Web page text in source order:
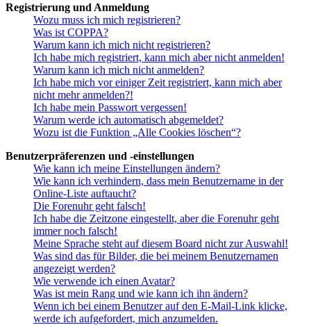
Registrierung und Anmeldung
Wozu muss ich mich registrieren?
Was ist COPPA?
Warum kann ich mich nicht registrieren?
Ich habe mich registriert, kann mich aber nicht anmelden!
Warum kann ich mich nicht anmelden?
Ich habe mich vor einiger Zeit registriert, kann mich aber
nicht mehr anmelden?!
Ich habe mein Passwort vergessen!
Warum werde ich automatisch abgemeldet?
Wozu ist die Funktion „Alle Cookies löschen“?
Benutzerpräferenzen und -einstellungen
Wie kann ich meine Einstellungen ändern?
Wie kann ich verhindern, dass mein Benutzername in der
Online-Liste auftaucht?
Die Forenuhr geht falsch!
Ich habe die Zeitzone eingestellt, aber die Forenuhr geht
immer noch falsch!
Meine Sprache steht auf diesem Board nicht zur Auswahl!
Was sind das für Bilder, die bei meinem Benutzernamen
angezeigt werden?
Wie verwende ich einen Avatar?
Was ist mein Rang und wie kann ich ihn ändern?
Wenn ich bei einem Benutzer auf den E-Mail-Link klicke,
werde ich aufgefordert, mich anzumelden.